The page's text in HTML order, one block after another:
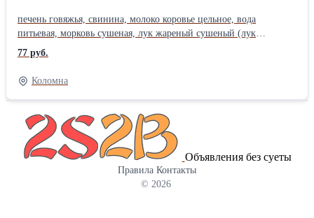
печень говяжья, свинина, молоко коровье цельное, вода
питьевая, морковь сушеная, лук жареный сушеный (лук
репчатый, масло подсолнечное рафинированное
дезодорированное, мука пшеничная, соль пищевая), сливки
сухие, соль пищевая, сахар,Производитель: Собственное
производство
77 руб.
Коломна
Объявления без суеты
Правила Контакты
© 2026